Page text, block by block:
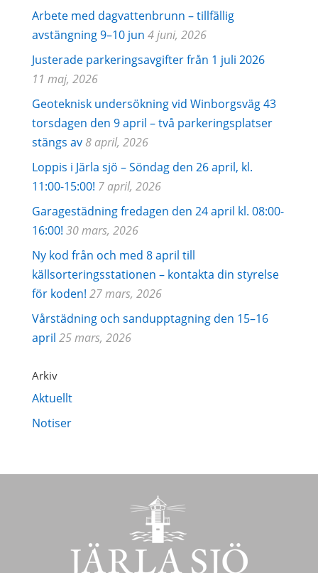
Arbete med dagvattenbrunn – tillfällig
avstängning 9–10 jun 4 juni, 2026
Justerade parkeringsavgifter från 1 juli 2026
11 maj, 2026
Geoteknisk undersökning vid Winborgsväg 43
torsdagen den 9 april – två parkeringsplatser
stängs av 8 april, 2026
Loppis i Järla sjö – Söndag den 26 april, kl.
11:00-15:00! 7 april, 2026
Garagestädning fredagen den 24 april kl. 08:00-
16:00! 30 mars, 2026
Ny kod från och med 8 april till
källsorteringsstationen – kontakta din styrelse
för koden! 27 mars, 2026
Vårstädning och sandupptagning den 15–16
april 25 mars, 2026
Arkiv
Aktuellt
Notiser